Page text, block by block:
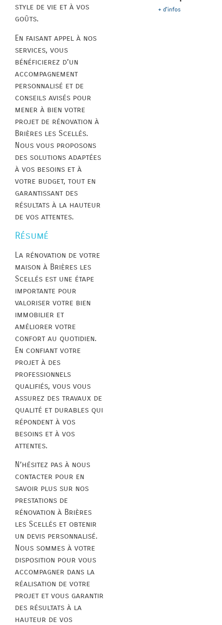
style de vie et à vos
goûts.
En faisant appel à nos
services, vous
bénéficierez d’un
accompagnement
personnalisé et de
conseils avisés pour
mener à bien votre
projet de rénovation à
Brières les Scellés.
Nous vous proposons
des solutions adaptées
à vos besoins et à
votre budget, tout en
garantissant des
résultats à la hauteur
de vos attentes.
Résumé
La rénovation de votre
maison à Brières les
Scellés est une étape
importante pour
valoriser votre bien
immobilier et
améliorer votre
confort au quotidien.
En confiant votre
projet à des
professionnels
qualifiés, vous vous
assurez des travaux de
qualité et durables qui
répondent à vos
besoins et à vos
attentes.
N’hésitez pas à nous
contacter pour en
savoir plus sur nos
prestations de
rénovation à Brières
les Scellés et obtenir
un devis personnalisé.
Nous sommes à votre
disposition pour vous
accompagner dans la
réalisation de votre
projet et vous garantir
des résultats à la
hauteur de vos
+ d'infos